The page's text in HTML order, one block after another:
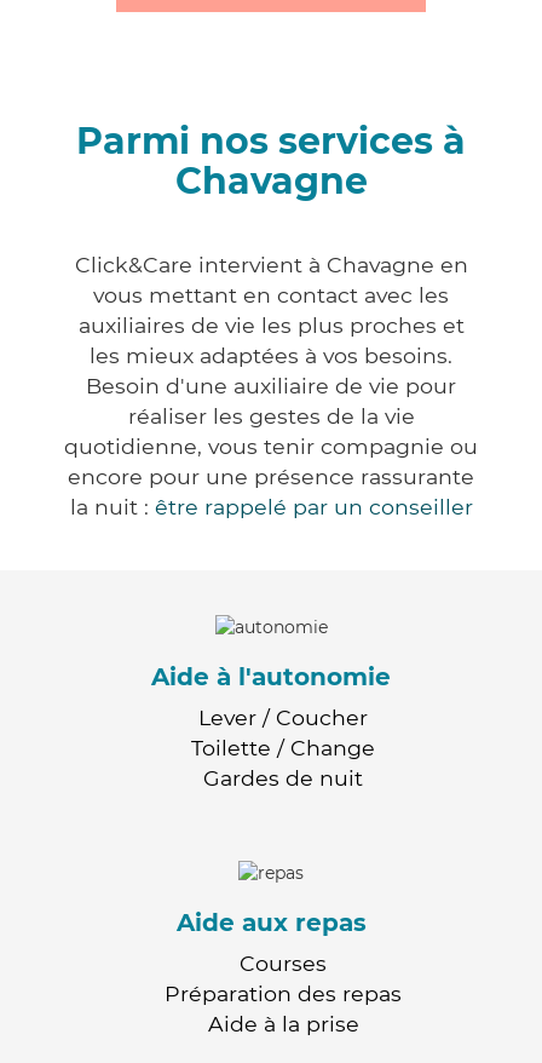
Parmi nos services à
Chavagne
Click&Care intervient à Chavagne en
vous mettant en contact avec les
auxiliaires de vie les plus proches et
les mieux adaptées à vos besoins.
Besoin d'une auxiliaire de vie pour
réaliser les gestes de la vie
quotidienne, vous tenir compagnie ou
encore pour une présence rassurante
la nuit : être rappelé par un conseiller
Aide à l'autonomie
Lever / Coucher
Toilette / Change
Gardes de nuit
Aide aux repas
Courses
Préparation des repas
Aide à la prise